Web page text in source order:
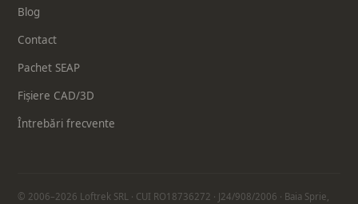
Blog
Contact
Pachet SEAP
Fișiere CAD/3D
Întrebări frecvente
© 2006–2026 Loftrek SRL · CUI RO18736272 · J24/908/2006 · Baia Sprie,